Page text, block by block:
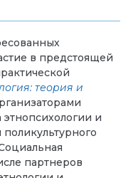
в предстоящей
теория и
этнопсихологии и
партнеров